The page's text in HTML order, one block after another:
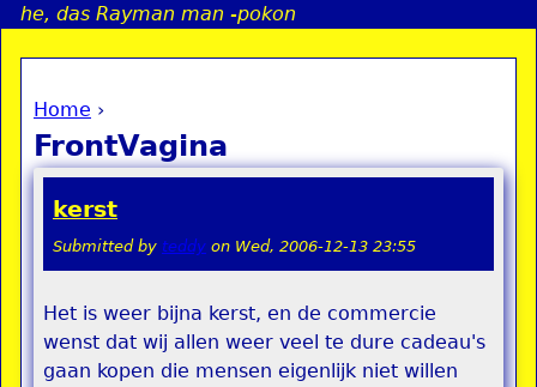
Jump to navigation
he, das Rayman man -pokon
You are here
Home ›
FrontVagina
kerst
Submitted by teddy on Wed, 2006-12-13 23:55
Het is weer bijna kerst, en de commercie
wenst dat wij allen weer veel te dure cadeau's
gaan kopen die mensen eigenlijk niet willen